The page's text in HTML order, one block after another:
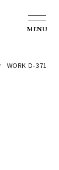
MENU
WORK D-371